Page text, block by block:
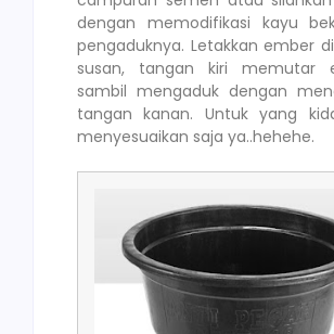
dengan memodifikasi kayu
pengaduknya. Letakkan ember
susan, tangan kiri memutar
sambil mengaduk dengan
tangan kanan. Untuk yang
menyesuaikan saja ya..hehehe.